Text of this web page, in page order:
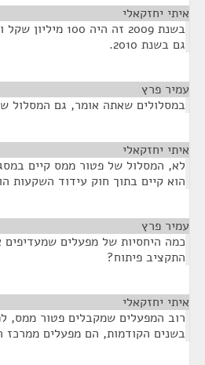
איתי יחזקאלי
בשנת 2009 זה היה
גם בשנת 2010.
עמיר פרץ
במסלולים שאתה אומר, גם המסלול
איתי יחזקאלי
לא, המסלול של פטור ממס קיים
הוא קיים בתוך חוק עידוד השקעות
עמיר פרץ
כמה היחסיות של מפעלים
התקציב פיתוח?
איתי יחזקאלי
רוב המפעלים שמקבלים פטור ממס,
בשנים הקודמות, הם מפעלים ממרכז